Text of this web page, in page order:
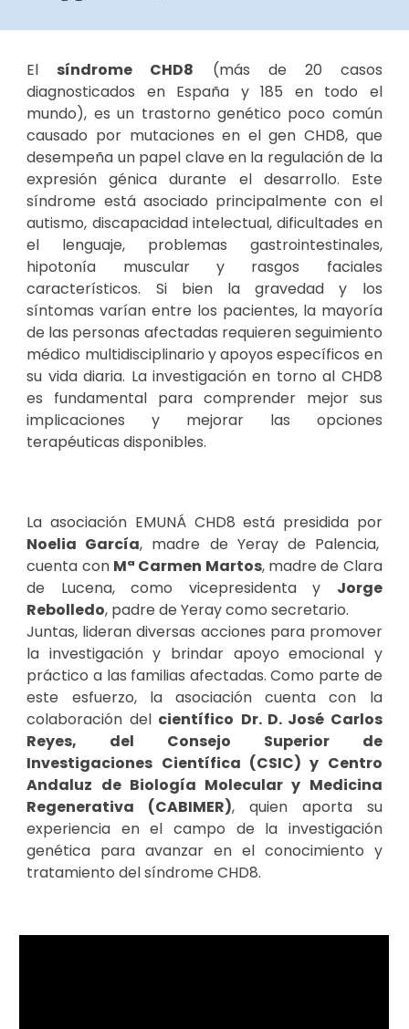
El síndrome CHD8 (más de 20 casos
diagnosticados en España y 185 en todo el
mundo), es un trastorno genético poco común
causado por mutaciones en el gen CHD8, que
desempeña un papel clave en la regulación de la
expresión génica durante el desarrollo. Este
síndrome está asociado principalmente con el
autismo, discapacidad intelectual, dificultades en
el lenguaje, problemas gastrointestinales,
hipotonía muscular y rasgos faciales
característicos. Si bien la gravedad y los
síntomas varían entre los pacientes, la mayoría
de las personas afectadas requieren seguimiento
médico multidisciplinario y apoyos específicos en
su vida diaria. La investigación en torno al CHD8
es fundamental para comprender mejor sus
implicaciones y mejorar las opciones
terapéuticas disponibles.
La asociación EMUNÁ CHD8 está presidida por
Noelia García, madre de Yeray de Palencia,
cuenta con Mª Carmen Martos, madre de Clara
de Lucena, como vicepresidentay Jorge
Rebolledo, padre de Yeray como secretario.
Juntas, lideran diversas acciones para promover
la investigación y brindar apoyo emocional y
práctico a las familias afectadas. Como parte de
este esfuerzo, la asociación cuenta con la
colaboración del científico Dr. D. José Carlos
Reyes, del Consejo Superior de
Investigaciones Científica (CSIC) y Centro
Andaluz de Biología Molecular y Medicina
Regenerativa (CABIMER), quien aporta su
experiencia en el campo de la investigación
genética para avanzar en el conocimiento y
tratamiento del síndrome CHD8.